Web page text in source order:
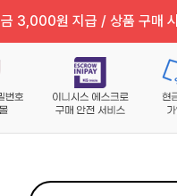
3,000원 지급 / 상품 구매